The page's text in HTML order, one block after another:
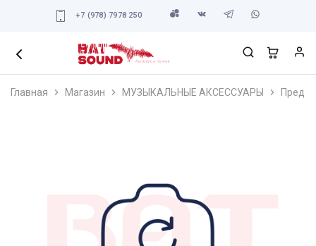
+7 (978) 7978 250
Главная Магазин МУЗЫКАЛЬНЫЕ АКСЕССУАРЫ